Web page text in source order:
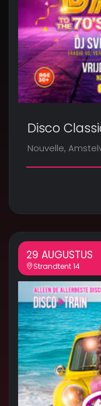
Disco
Nouvelle,
29 AUGUSTUS
Strandtent 14